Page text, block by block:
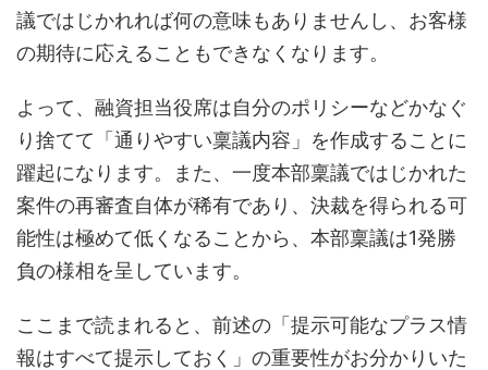
議ではじかれれば何の意味もありませんし、お客様
の期待に応えることもできなくなります。
よって、融資担当役席は自分のポリシーなどかなぐ
り捨てて「通りやすい稟議内容」を作成することに
躍起になります。また、一度本部稟議ではじかれた
案件の再審査自体が稀有であり、決裁を得られる可
能性は極めて低くなることから、本部稟議は1発勝
負の様相を呈しています。
ここまで読まれると、前述の「提示可能なプラス情
報はすべて提示しておく」の重要性がお分かりいた